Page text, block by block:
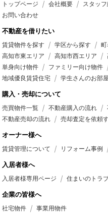
トップページ 会社概要 スタッ
お問い合わせ
不動産を借りたい
賃貸物件を探す 学区から探す
高知市東エリア
高知市西エリア
単身向け物件
ファミリー向け物件
地域優良賃貸住宅
学生さんのお部
購入・売却について
売買物件一覧 不動産購入の流れ
不動産売却の流れ
売却査定を依頼
オーナー様へ
賃貸管理について リフォーム事例
入居者様へ
入居者様専用ページ 住まいのトラ
企業の皆様へ
社宅物件 事業用物件